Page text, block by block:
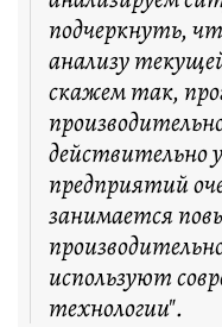
подчеркнуть,
анализу
скажем так,
действительно
предприятий
занимается
используют
технологии".